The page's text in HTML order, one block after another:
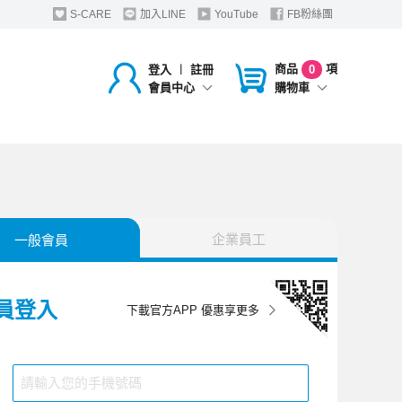
S-CARE 加入LINE YouTube FB粉絲團
登入 ︱
註冊
會員中心
商品 0
項
購物車
下載官方APP 優惠享更多
一般會員 企業員工
登入